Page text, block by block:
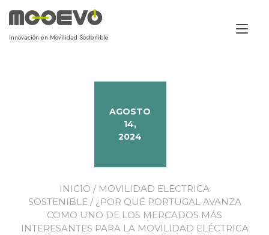
Innovación en Movilidad Sostenible
AGOSTO
14,
2024
INICIO / MOVILIDAD ELECTRICA
SOSTENIBLE/ ¿POR QUÉ PORTUGAL AVANZA
COMO UNO DE LOS MERCADOS MÁS
INTERESANTES PARA LA MOVILIDAD ELÉCTRICA